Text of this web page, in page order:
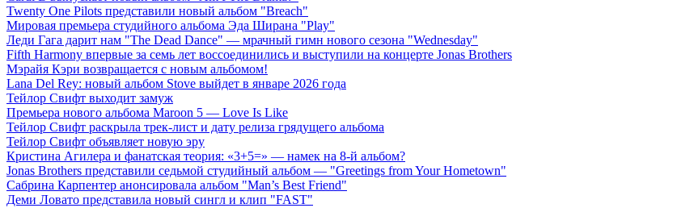
Twenty One Pilots представили новый альбом "Breach"
Мировая премьера студийного альбома Эда Ширана "Play"
Леди Гага дарит нам "The Dead Dance" — мрачный гимн нового сезона "Wednesday"
Fifth Harmony впервые за семь лет воссоединились и выступили на концерте Jonas Brothers
Мэрайя Кэри возвращается с новым альбомом!
Lana Del Rey: новый альбом Stove выйдет в январе 2026 года
Тейлор Свифт выходит замуж
Премьера нового альбома Maroon 5 — Love Is Like
Тейлор Свифт раскрыла трек-лист и дату релиза грядущего альбома
Тейлор Свифт объявляет новую эру
Кристина Агилера и фанатская теория: «3+5=» — намек на 8-й альбом?
Jonas Brothers представили седьмой студийный альбом — "Greetings from Your Hometown"
Сабрина Карпентер анонсировала альбом "Man’s Best Friend"
Деми Ловато представила новый сингл и клип "FAST"